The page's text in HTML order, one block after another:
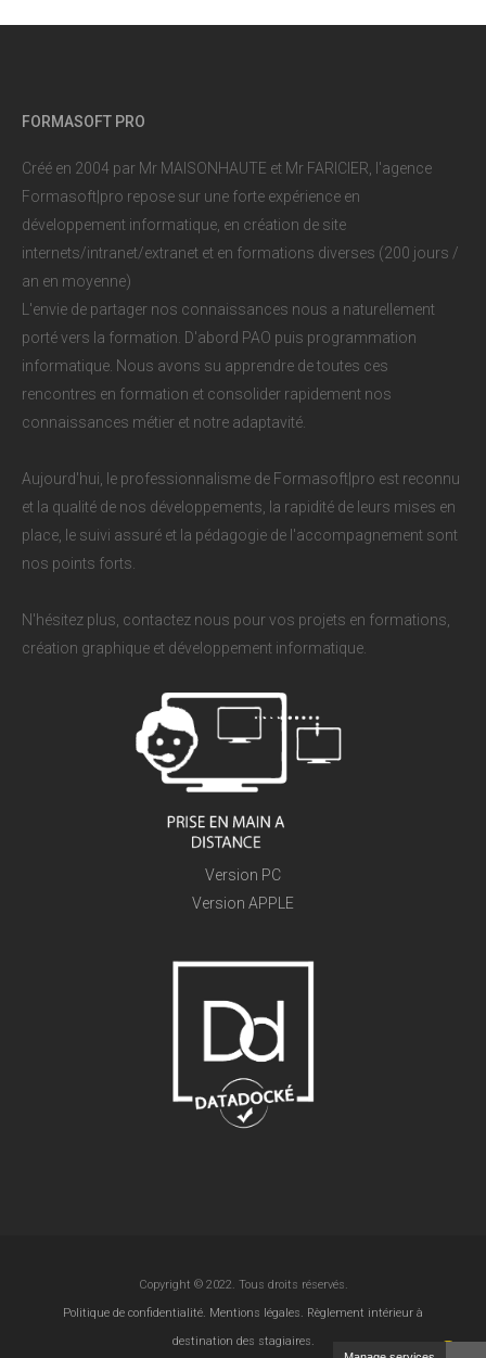
FORMASOFT PRO
Créé en 2004 par Mr MAISONHAUTE et Mr FARICIER, l'agence
Formasoft|pro repose sur une forte expérience en
développement informatique, en création de site
internets/intranet/extranet et en formations diverses (200 jours /
an en moyenne)
L'envie de partager nos connaissances nous a naturellement
porté vers la formation. D'abord PAO puis programmation
informatique. Nous avons su apprendre de toutes ces
rencontres en formation et consolider rapidement nos
connaissances métier et notre adaptavité.
Aujourd'hui, le professionnalisme de Formasoft|pro est reconnu
et la qualité de nos développements, la rapidité de leurs mises en
place, le suivi assuré et la pédagogie de l'accompagnement sont
nos points forts.
N'hésitez plus, contactez nous pour vos projets en formations,
création graphique et développement informatique.
Version PC
Version APPLE
Copyright © 2022. Tous droits réservés.
Politique de confidentialité. Mentions légales. Règlement intérieur à
destination des stagiaires.